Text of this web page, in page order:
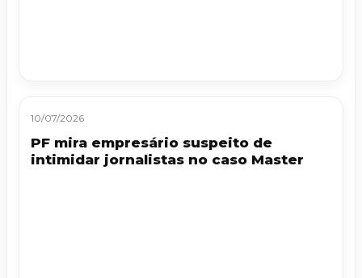
10/07/2026
PF mira empresário suspeito de
intimidar jornalistas no caso Master